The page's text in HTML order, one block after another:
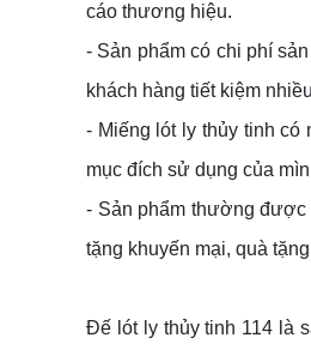
cáo thương hiệu.
- Sản phẩm có chi phí
khách hàng tiết kiệm
- Miếng lót ly thủy tinh có
mục đích sử dụng của
- Sản phẩm thường được
tặng khuyến mại, quà
Đế lót ly thủy tinh 114 là